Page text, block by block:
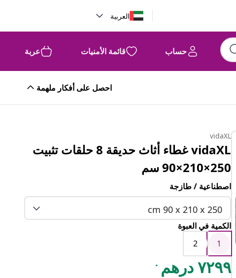
العربية
حساب قائمة الأمنيات عربة
احصل على أفكار ملهمة
vidaXL
vidaXL غطاء أثاث حديقة 8 حلقات تثبيت
250×210×90 سم
اصطناعية / طازجة
cm 90 x 210 x 250
الكمية في العبوة
1
2
٧٢٩٩ درهم .